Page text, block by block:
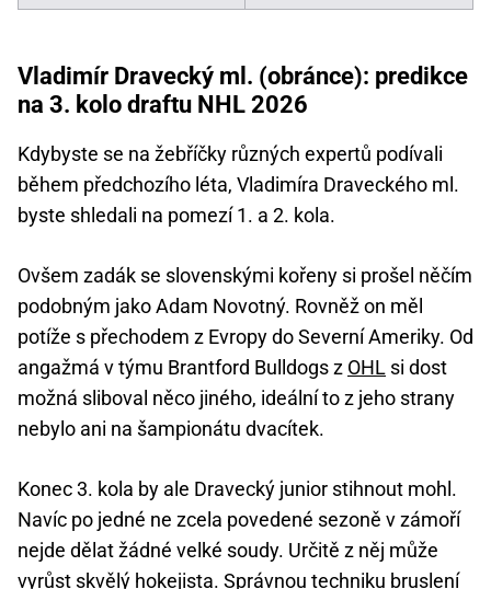
Vladimír Dravecký ml. (obránce): predikce
na 3. kolo draftu NHL 2026
Kdybyste se na žebříčky různých expertů podívali
během předchozího léta, Vladimíra Draveckého ml.
byste shledali na pomezí 1. a 2. kola.
Ovšem zadák se slovenskými kořeny si prošel něčím
podobným jako Adam Novotný. Rovněž on měl
potíže s přechodem z Evropy do Severní Ameriky. Od
angažmá v týmu Brantford Bulldogs z OHL si dost
možná sliboval něco jiného, ideální to z jeho strany
nebylo ani na šampionátu dvacítek.
Konec 3. kola by ale Dravecký junior stihnout mohl.
Navíc po jedné ne zcela povedené sezoně v zámoří
nejde dělat žádné velké soudy. Určitě z něj může
vyrůst skvělý hokejista. Správnou techniku bruslení